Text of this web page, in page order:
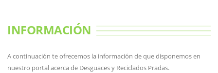
INFORMACIÓN
A continuación te ofrecemos la información de que disponemos en
nuestro portal acerca de Desguaces y Reciclados Pradas.